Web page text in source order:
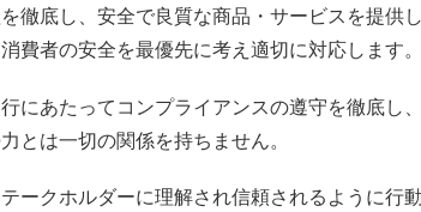
徹底し、安全で良質な商品・サービスを提供
費者の安全を最優先に考え適切に対応します。
にあたってコンプライアンスの遵守を徹底し
とは一切の関係を持ちません。
ークホルダーに理解され信頼されるように行